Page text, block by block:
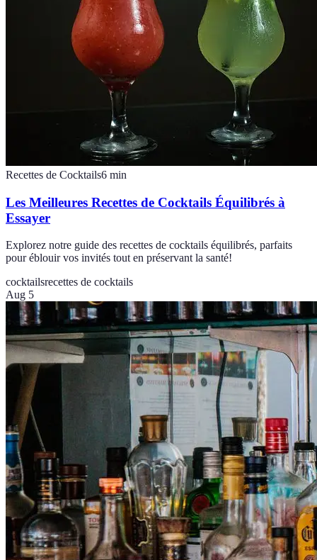
Recettes de Cocktails6 min
Les Meilleures Recettes de Cocktails Équilibrés à
Essayer
Explorez notre guide des recettes de cocktails équilibrés, parfaits
pour éblouir vos invités tout en préservant la santé!
cocktailsrecettes de cocktails
Aug 5